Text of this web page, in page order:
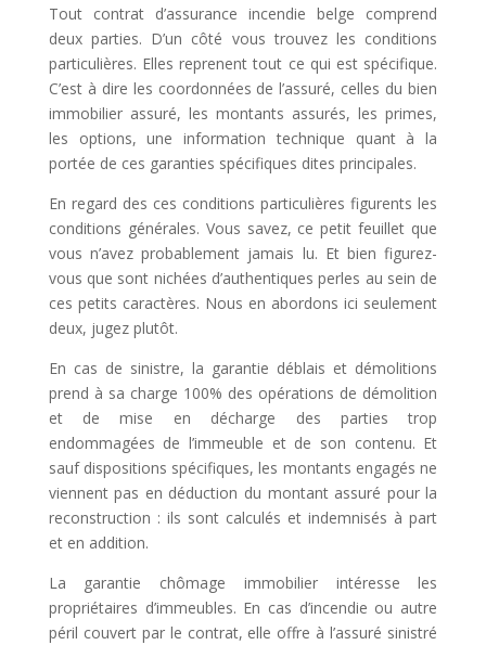
Tout contrat d’assurance incendie belge comprend
deux parties. D’un côté vous trouvez les conditions
particulières. Elles reprenent tout ce qui est spécifique.
C’est à dire les coordonnées de l’assuré, celles du bien
immobilier assuré, les montants assurés, les primes,
les options, une information technique quant à la
portée de ces garanties spécifiques dites principales.
En regard des ces conditions particulières figurents les
conditions générales. Vous savez, ce petit feuillet que
vous n’avez probablement jamais lu. Et bien figurez-
vous que sont nichées d’authentiques perles au sein de
ces petits caractères. Nous en abordons ici seulement
deux, jugez plutôt.
En cas de sinistre, la garantie déblais et démolitions
prend à sa charge 100% des opérations de démolition
et de mise en décharge des parties trop
endommagées de l’immeuble et de son contenu. Et
sauf dispositions spécifiques, les montants engagés ne
viennent pas en déduction du montant assuré pour la
reconstruction : ils sont calculés et indemnisés à part
et en addition.
La garantie chômage immobilier intéresse les
propriétaires d’immeubles. En cas d’incendie ou autre
péril couvert par le contrat, elle offre à l’assuré sinistré